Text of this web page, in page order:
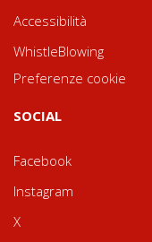
Accessibilità
WhistleBlowing
Preferenze cookie
SOCIAL
Facebook
Instagram
X